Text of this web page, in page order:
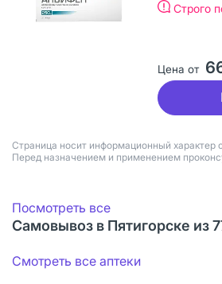
Строго
Цена от
Страница носит информационный характер
Перед назначением и применением
Посмотреть все
Самовывоз в Пятигорске из
Смотреть все аптеки